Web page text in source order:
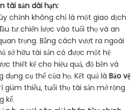
tài sản dài hạn:
chỉnh không chỉ là một giao dịch
tư chiến lược vào tuổi thọ và an
trọng. Bằng cách vượt ra ngoài
sở hữu tài sản có được một hệ
thiết kế cho hiệu quả, độ bền và
cụ thể của họ. Kết quả là Bảo vệ
giảm thiểu, tuổi thọ tài sản mở rộng
kể.